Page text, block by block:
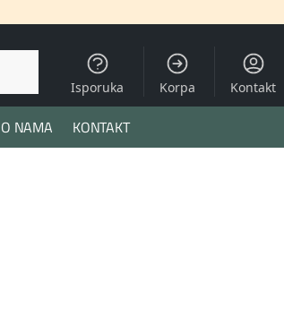
Isporuka Korpa Kontakt
O NAMA KONTAKT